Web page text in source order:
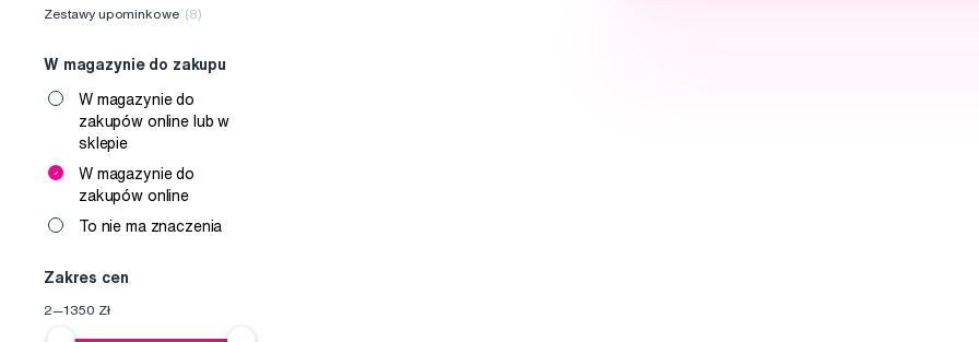
Zestawy upominkowe (8)
W magazynie do zakupu
W magazynie do
zakupów online lub w
sklepie
W magazynie do
zakupów online
To nie ma znaczenia
Zakres cen
2—1350 Zł